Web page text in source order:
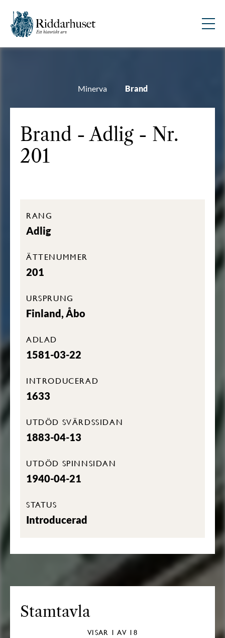
Minerva Brand
Brand - Adlig - Nr.
201
RANG
Adlig
ÄTTENUMMER
201
URSPRUNG
Finland, Åbo
ADLAD
1581-03-22
INTRODUCERAD
1633
UTDÖD SVÄRDSSIDAN
1883-04-13
UTDÖD SPINNSIDAN
1940-04-21
STATUS
Introducerad
Stamtavla
VISAR 1 AV 18